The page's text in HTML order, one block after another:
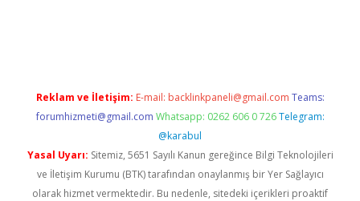
Reklam ve İletişim: E-mail: backlinkpaneli@gmail.com Teams:
forumhizmeti@gmail.com Whatsapp: 0262 606 0 726 Telegram:
@karabul
Yasal Uyarı: Sitemiz, 5651 Sayılı Kanun gereğince Bilgi Teknolojileri
ve İletişim Kurumu (BTK) tarafından onaylanmış bir Yer Sağlayıcı
olarak hizmet vermektedir. Bu nedenle, sitedeki içerikleri proaktif